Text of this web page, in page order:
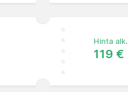
Hinta alk.
119 €